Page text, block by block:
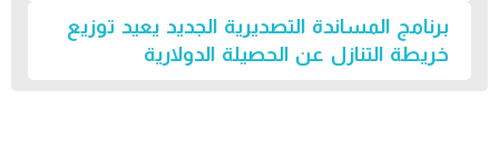
برنامج المساندة التصديرية الجديد يعيد توزيع
خريطة التنازل عن الحصيلة الدولارية